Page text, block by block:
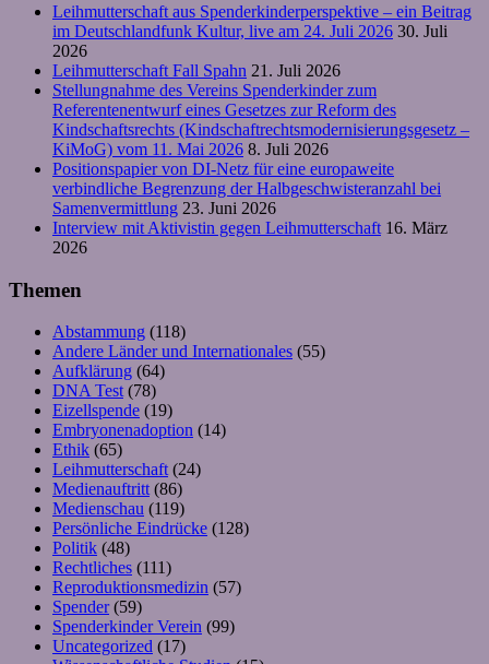
Leihmutterschaft aus Spenderkinderperspektive – ein Beitrag
im Deutschlandfunk Kultur, live am 24. Juli 2026 30. Juli
2026
Leihmutterschaft Fall Spahn 21. Juli 2026
Stellungnahme des Vereins Spenderkinder zum
Referentenentwurf eines Gesetzes zur Reform des
Kindschaftsrechts (Kindschaftrechtsmodernisierungsgesetz –
KiMoG) vom 11. Mai 2026 8. Juli 2026
Positionspapier von DI-Netz für eine europaweite
verbindliche Begrenzung der Halbgeschwisteranzahl bei
Samenvermittlung 23. Juni 2026
Interview mit Aktivistin gegen Leihmutterschaft 16. März
2026
Themen
Abstammung (118)
Andere Länder und Internationales (55)
Aufklärung (64)
DNA Test(78)
Eizellspende (19)
Embryonenadoption (14)
Ethik (65)
Leihmutterschaft(24)
Medienauftritt(86)
Medienschau (119)
Persönliche Eindrücke (128)
Politik (48)
Rechtliches (111)
Reproduktionsmedizin (57)
Spender(59)
Spenderkinder Verein (99)
Uncategorized (17)